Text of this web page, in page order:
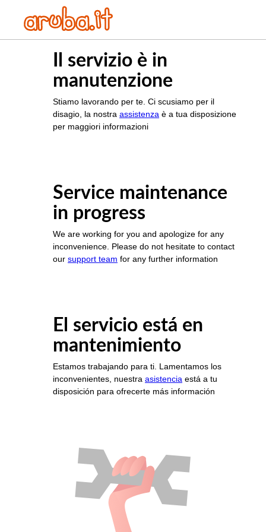
Il servizio è in
manutenzione
Stiamo lavorando per te. Ci scusiamo per il
disagio, la nostra assistenza è a tua disposizione
per maggiori informazioni
Service maintenance
in progress
We are working for you and apologize for any
inconvenience. Please do not hesitate to contact
our support team for any further information
El servicio está en
mantenimiento
Estamos trabajando para ti. Lamentamos los
inconvenientes, nuestra asistencia está a tu
disposición para ofrecerte más información